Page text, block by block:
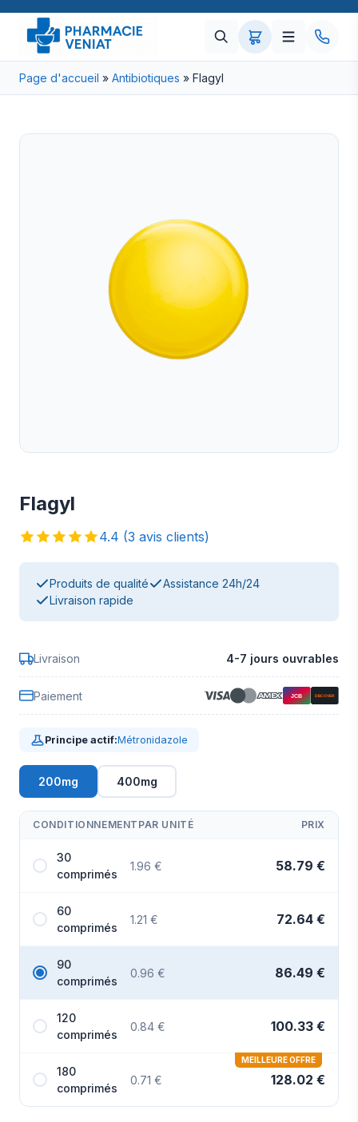
Page d'accueil » Antibiotiques » Flagyl
Flagyl
4.4 (3 avis clients)
Produits de qualité
Assistance 24h/24
Livraison rapide
Livraison 4-7 jours ouvrables
Paiement
Principe actif:Métronidazole
200mg 400mg
CONDITIONNEMENT PAR UNITÉ PRIX
30
comprimés
1.96 € 58.79 €
60
comprimés
1.21 € 72.64 €
90
comprimés
0.96 € 86.49 €
120
comprimés
0.84 € 100.33 €
180
comprimés
0.71 € 128.02 €
MEILLEURE OFFRE